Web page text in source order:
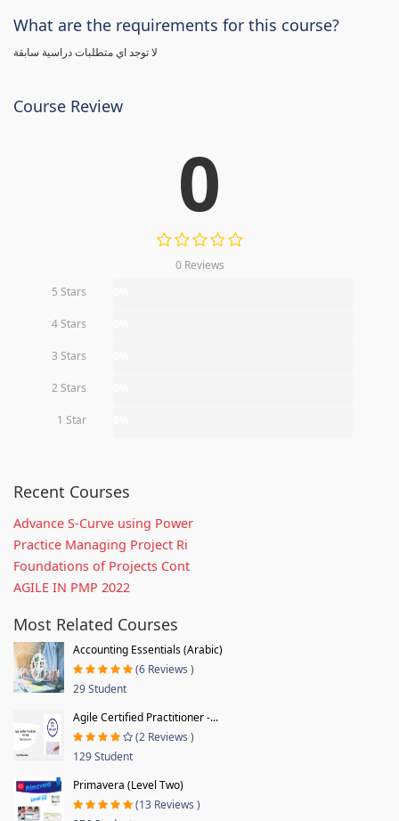
What are the requirements for this course?
لا توجد اي متطلبات دراسية سابقة
Course Review
0
0 Reviews
5 Stars
4 Stars
3 Stars
2 Stars
1 Star
Recent Courses
Advance S-Curve using Power
Practice Managing Project Ri
Foundations of Projects Cont
AGILE IN PMP 2022
Most Related Courses
Accounting Essentials (Arabic)
(6 Reviews )
29 Student
Agile Certified Practitioner -...
(2 Reviews )
129 Student
Primavera (Level Two)
(13 Reviews )